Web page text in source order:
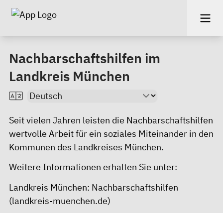
Nachbarschaftshilfen im
Landkreis München
Seit vielen Jahren leisten die Nachbarschaftshilfen
wertvolle Arbeit für ein soziales Miteinander in den
Kommunen des Landkreises München.
Weitere Informationen erhalten Sie unter:
Landkreis München: Nachbarschaftshilfen
(landkreis-muenchen.de)